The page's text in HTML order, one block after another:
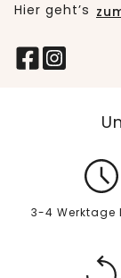
Hier geht’s
3-4 Werktage